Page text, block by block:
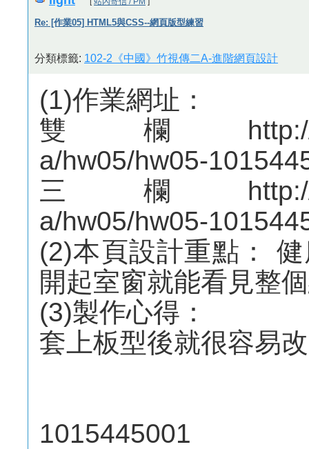
Re: [作業05] HTML5與CSS--網頁版型練習
分類標籤: 102-2《中國》竹視傳二A-進階網頁設計
(1)作業網址：
雙欄http://
a/hw05/hw05-
三欄http://
a/hw05/hw05-
(2)本頁設計重點：
開起室窗就能看見整
(3)製作心得：
套上板型後就很容易
1015445001